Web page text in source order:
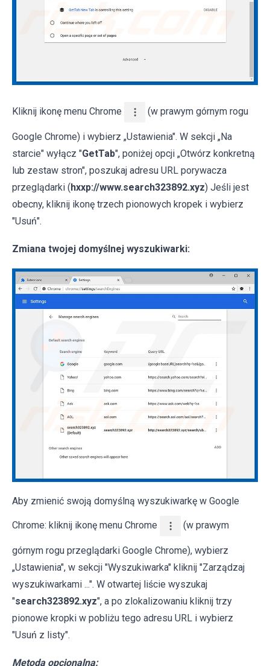
Kliknij ikonę menu Chrome (w prawym górnym rogu
Google Chrome) i wybierz „Ustawienia". W sekcji „Na
starcie" wyłącz "GetTab", poniżej opcji „Otwórz konkretną
lub zestaw stron", poszukaj adresu URL porywacza
przeglądarki ( hxxp://www.search323892.xyz) Jeśli jest
obecny, kliknij ikonę trzech pionowych kropek i wybierz
"Usuń".
Zmiana twojej domyślnej wyszukiwarki:
Aby zmienić swoją domyślną wyszukiwarkę w Google
Chrome: kliknij ikonę menu Chrome (w prawym
górnym rogu przeglądarki Google Chrome), wybierz
„Ustawienia", w sekcji "Wyszukiwarka" kliknij "Zarządzaj
wyszukiwarkami ...". W otwartej liście wyszukaj
"search323892.xyz", a po zlokalizowaniu kliknij trzy
pionowe kropki w pobliżu tego adresu URL i wybierz
"Usuń z listy".
Metoda opcjonalna: